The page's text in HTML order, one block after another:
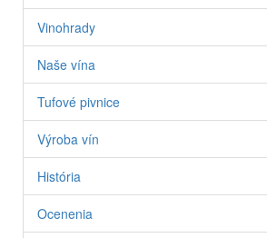
Vinohrady
Naše vína
Tufové pivnice
Výroba vín
História
Ocenenia